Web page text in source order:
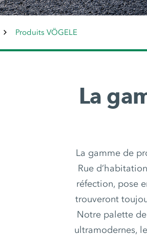
Produits VÖGELE
La
La gamme de
Rue
réfection, pose
trouveront
Notre palette
ultramodernes,